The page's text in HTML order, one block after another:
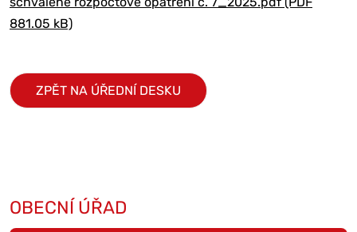
881.05 kB)
ZPĚT NA ÚŘEDNÍ DESKU
OBECNÍ ÚŘAD